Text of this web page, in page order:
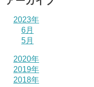
2023年
6月
5月
2020年
2019年
2018年